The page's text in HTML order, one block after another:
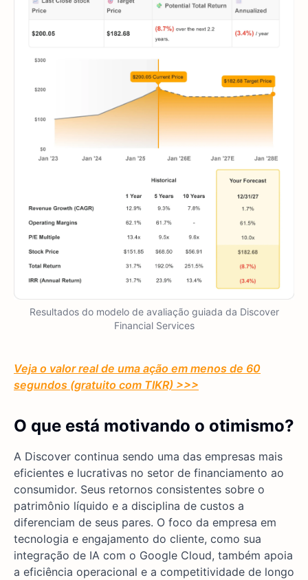
Resultados do modelo de avaliação guiada da Discover
Financial Services
Veja o valor real de uma ação em menos de 60
segundos (gratuito com TIKR) >>>
O que está motivando o otimismo?
A Discover continua sendo uma das empresas mais
eficientes e lucrativas no setor de financiamento ao
consumidor. Seus retornos consistentes sobre o
patrimônio líquido e a disciplina de custos a
diferenciam de seus pares. O foco da empresa em
tecnologia e engajamento do cliente, como sua
integração de IA com o Google Cloud, também apoia
a eficiência operacional e a competitividade de longo